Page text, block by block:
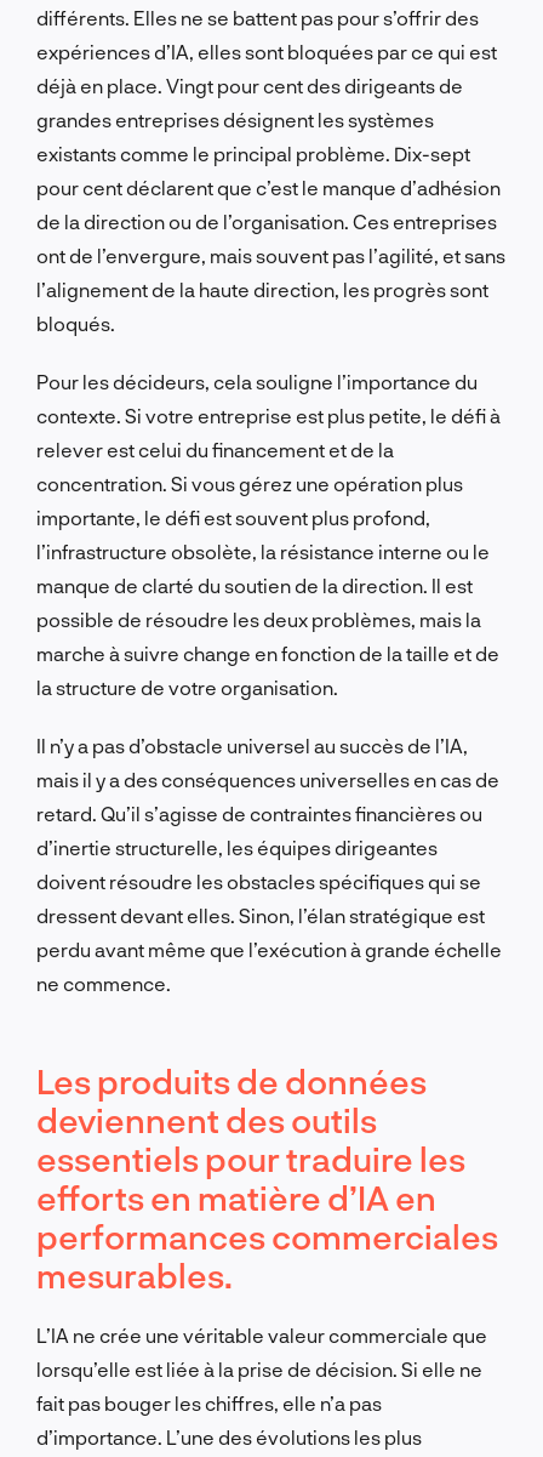
différents. Elles ne se battent pas pour s’offrir des
expériences d’IA, elles sont bloquées par ce qui est
déjà en place. Vingt pour cent des dirigeants de
grandes entreprises désignent les systèmes
existants comme le principal problème. Dix-sept
pour cent déclarent que c’est le manque d’adhésion
de la direction ou de l’organisation. Ces entreprises
ont de l’envergure, mais souvent pas l’agilité, et sans
l’alignement de la haute direction, les progrès sont
bloqués.
Pour les décideurs, cela souligne l’importance du
contexte. Si votre entreprise est plus petite, le défi à
relever est celui du financement et de la
concentration. Si vous gérez une opération plus
importante, le défi est souvent plus profond,
l’infrastructure obsolète, la résistance interne ou le
manque de clarté du soutien de la direction. Il est
possible de résoudre les deux problèmes, mais la
marche à suivre change en fonction de la taille et de
la structure de votre organisation.
Il n’y a pas d’obstacle universel au succès de l’IA,
mais il y a des conséquences universelles en cas de
retard. Qu’il s’agisse de contraintes financières ou
d’inertie structurelle, les équipes dirigeantes
doivent résoudre les obstacles spécifiques qui se
dressent devant elles. Sinon, l’élan stratégique est
perdu avant même que l’exécution à grande échelle
ne commence.
Les produits de données
deviennent des outils
essentiels pour traduire les
efforts en matière d’IA en
performances commerciales
mesurables.
L’IA ne crée une véritable valeur commerciale que
lorsqu’elle est liée à la prise de décision. Si elle ne
fait pas bouger les chiffres, elle n’a pas
d’importance. L’une des évolutions les plus